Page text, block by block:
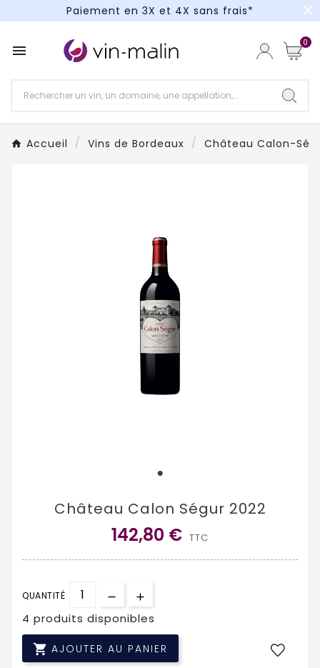
Paiement en 3X et 4X sans frais*
Paiement en 3X et 4X sans frais*
close
 0
Accueil Vins de Bordeaux Château Calon-
Château Calon Ségur 2022
142,80 € TTC
QUANTITÉ
4 produits disponibles
 AJOUTER AU PANIER